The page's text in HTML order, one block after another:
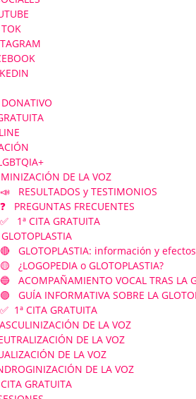
DE LA VOZ
📣 RESULTADOS y TESTIMONIOS
❓ PREGUNTAS FRECUENTES
✅ 1ª CITA GRATUITA
🔴 GLOTOPLASTIA: información y
🟡 ¿LOGOPEDIA o GLOTOPLASTIA?
🔵 ACOMPAÑAMIENTO VOCAL TRAS LA
🟣 GUÍA INFORMATIVA SOBRE LA
✅ 1ª CITA GRATUITA
DE LA VOZ
DE LA VOZ
DE LA VOZ
DE LA VOZ
GRATUITA